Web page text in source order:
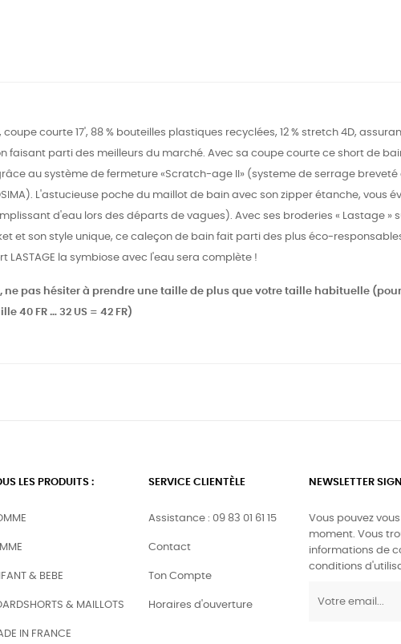
courte 17', 88 % bouteilles plastiques recyclées, 12 % stretch 4D,
faisant parti des meilleurs du marché. Avec sa coupe courte ce short de
au système de fermeture «Scratch-age II» (systeme de serrage
L'astucieuse poche du maillot de bain avec son zipper étanche, vous
d'eau lors des départs de vagues). Avec ses broderies « Lastage »
et son style unique, ce caleçon de bain fait parti des plus éco-
LASTAGE la symbiose avec l'eau sera complète !
ne pas hésiter à prendre une taille de plus que votre taille habituelle
40 FR … 32 US = 42 FR)
LES PRODUITS :
& BEBE
& MAILLOTS
IN FRANCE
SERVICE CLIENTÈLE
Assistance : 09 83 01 61 15
Contact
Ton Compte
Horaires d'ouverture
NEWSLETTER
Vous pouvez
moment. Vous
informations de
conditions